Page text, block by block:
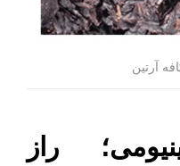
آرتین
راز